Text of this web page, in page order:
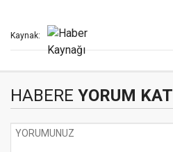
Kaynak:
HABERE YORUM KAT